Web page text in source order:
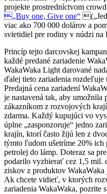
projekte prostredníctvom
„Buy one, Give one“
viac ako 700 000 dolárov a
svietidiel pre rodiny v núdzi na
Princíp tejto darcovskej
každé predané zariadenie
WakaWaka Light darované
ďalej tieto zariadenia
Predajná cena zariadení
je nastavená tak, aby umožnila
zákazníkom z rozvojových
zdarma. Každý kupujúci vo
úplne „zasponzoruje“ jedno
krajín, ktorí často žijú len z
týmto ľudom ušetríme 20%
petrolej do lámp. Doteraz sa
podarilo vyzbierať cez 1,5 mil.
ziskov z produktov
Ak chcete vidieť, v ktorých
zariadenia WakaWaka, pozrite